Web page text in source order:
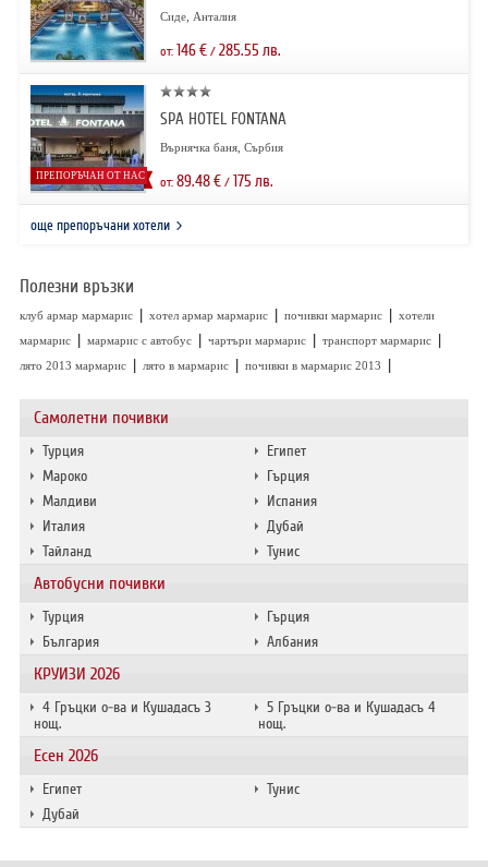
Самолетни почивки
Турция
Египет
Мароко
Гърция
Малдиви
Испания
Италия
Дубай
Тайланд
Тунис
Автобусни почивки
Турция
Гърция
България
Албания
КРУИЗИ 2026
4 Гръцки о-ва и Кушадасъ 3
нощ.
5 Гръцки о-ва и Кушадасъ 4
нощ.
Есен 2026
Египет
Тунис
Дубай
Сиде, Анталия
от: 146€/ 285.55 лв.
ПРЕПОРЪЧАН ОТ НАС
SPA HOTEL FONTANA
Върнячка баня, Сърбия
от: 89.48€/ 175 лв.
още препоръчани хотели
Полезни връзки
клуб армар мармарис | хотел армар мармарис | почивки мармарис | хотели
мармарис | мармарис с автобус | чартъри мармарис | транспорт мармарис |
лято 2013 мармарис | лято в мармарис | почивки в мармарис 2013 |